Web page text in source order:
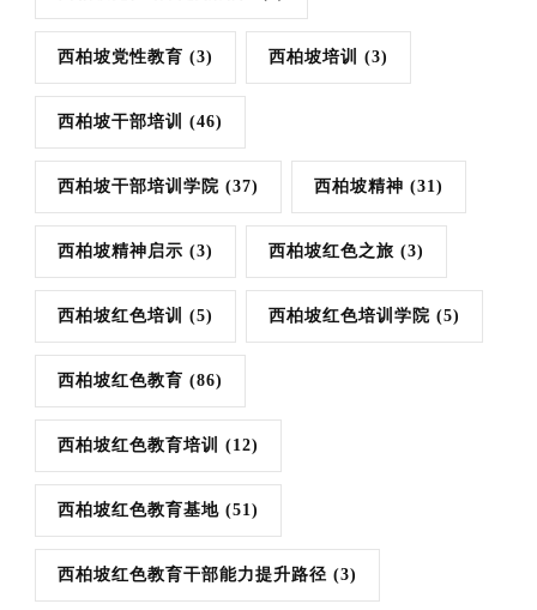
西柏坡党性教育 (3) 西柏坡培训 (3)
西柏坡干部培训 (46)
西柏坡干部培训学院 (37) 西柏坡精神 (31)
西柏坡精神启示 (3) 西柏坡红色之旅 (3)
西柏坡红色培训 (5) 西柏坡红色培训学院 (5)
西柏坡红色教育 (86)
西柏坡红色教育培训 (12)
西柏坡红色教育基地 (51)
西柏坡红色教育干部能力提升路径 (3)